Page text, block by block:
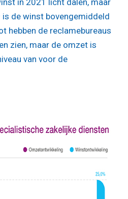
de winst bovengemiddeld
hebben de reclamebureaus
zien, maar de omzet is
van voor de